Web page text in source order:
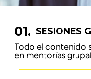
01. SESIONES
Todo el contenido
en mentorías